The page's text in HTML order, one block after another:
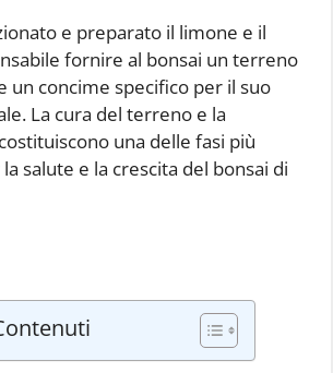
e preparato il limone e il
fornire al bonsai un terreno
un concime specifico per il suo
La cura del terreno e la
una delle fasi più
salute e la crescita del bonsai di